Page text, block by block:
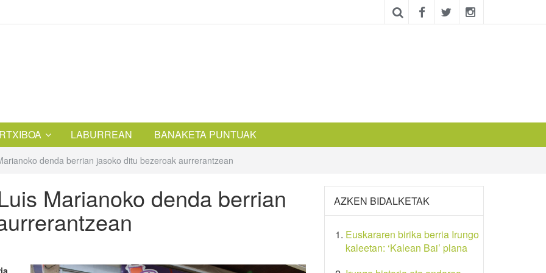
LABURREAN BANAKETA PUNTUAK
denda berrian jasoko ditu bezeroak aurrerantzean
Marianoko denda berrian AZKEN BIDALKETAK
Euskararen birika berria Irungo
kaleetan: ‘Kalean Bai’ plana